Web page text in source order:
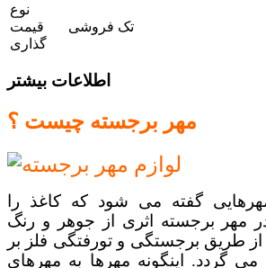
نوع
قیمت
گذاری
تک فروشی
اطلاعات بیشتر
مهر برجسته چیست ؟
گفته می شود که کاغذ را
مهر برجسته اثری از جوهر و رنگ
طریق برجستگی و تورفتگی فلز بر
گردد. اینگونه مهرها به مهرهای